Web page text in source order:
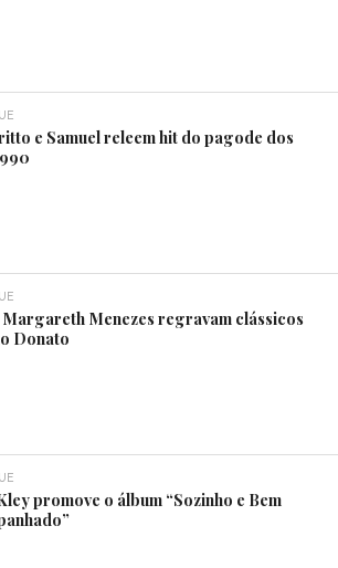
e Samuel releem hit do pagode dos
Margareth Menezes regravam clássicos
Donato
promove o álbum “Sozinho e Bem